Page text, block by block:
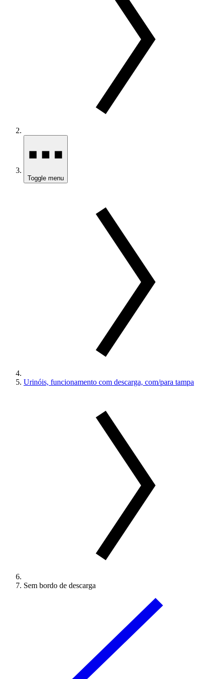
Toggle menu
Urinóis, funcionamento com descarga, com/para tampa
Sem bordo de descarga